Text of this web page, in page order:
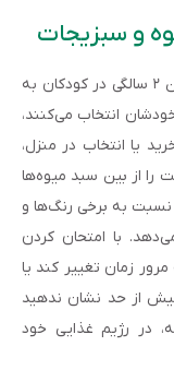
و سبزیجات
لجبازی یا نیاز به استقلال در نظر دادن، از سنین ۲ سالگی در کودکان به
انتخاب می‌کنند،
یا انتخاب در منزل،
را از بین سبد میوه‌ها
به برخی رنگ‌ها و
با امتحان کردن
زمان تغییر کند یا
از حد نشان ندهید
در رژیم غذایی خود